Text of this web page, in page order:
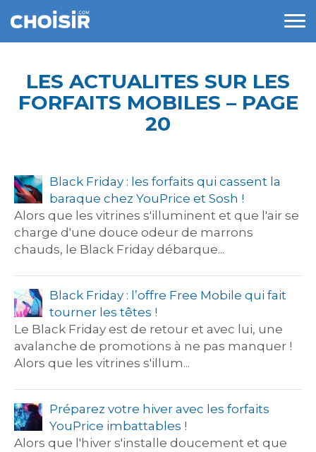
LES ACTUALITES SUR LES
FORFAITS MOBILES – PAGE
20
Black Friday : les forfaits qui cassent la
baraque chez YouPrice et Sosh !
Alors que les vitrines s'illuminent et que l'air se
charge d'une douce odeur de marrons
chauds, le Black Friday débarque...
Black Friday : l’offre Free Mobile qui fait
tourner les têtes !
Le Black Friday est de retour et avec lui, une
avalanche de promotions à ne pas manquer !
Alors que les vitrines s'illum...
Préparez votre hiver avec les forfaits
YouPrice imbattables !
Alors que l'hiver s'installe doucement et que